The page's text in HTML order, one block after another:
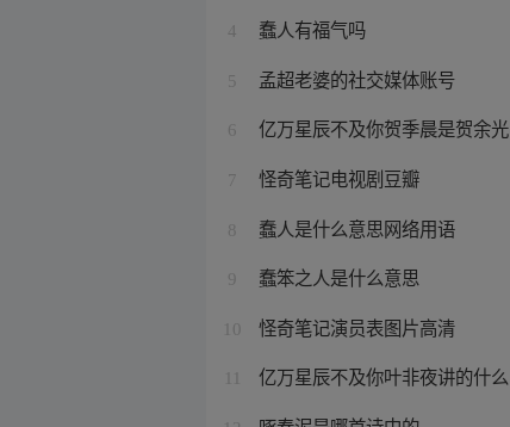
4 蠢人有福气吗
5 孟超老婆的社交媒体账号
6 亿万星辰不及你贺季晨是贺余光
7 怪奇笔记电视剧豆瓣
8 蠢人是什么意思网络用语
9 蠢笨之人是什么意思
10 怪奇笔记演员表图片高清
亿万星辰不及你叶非夜讲的什么